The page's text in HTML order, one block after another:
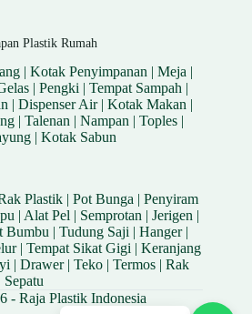
Plastik Rumah
|Kotak Penyimpanan |Meja |
|Pengki |Tempat Sampah |
|Dispenser Air|Kotak Makan |
| Talenan| Nampan| Toples|
| Kotak Sabun
Plastik |Pot Bunga |Penyiram
| Alat Pel| Semprotan| Jerigen|
Bumbu| Tudung Saji| Hanger|
|Tempat Sikat Gigi |Keranjang
| Drawer| Teko| Termos| Rak
Sepatu
- Raja Plastik Indonesia